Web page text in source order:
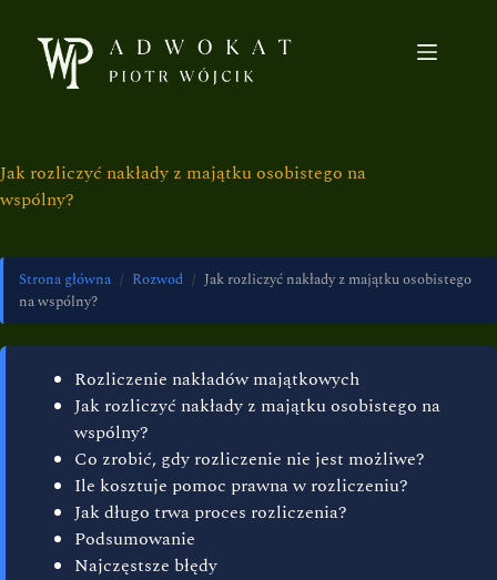
Jak rozliczyć nakłady z majątku osobistego na
wspólny?
Strona główna / Rozwod / Jak rozliczyć nakłady z majątku osobistego
na wspólny?
Rozliczenie nakładów majątkowych
Jak rozliczyć nakłady z majątku osobistego na
wspólny?
Co zrobić, gdy rozliczenie nie jest możliwe?
Ile kosztuje pomoc prawna w rozliczeniu?
Jak długo trwa proces rozliczenia?
Podsumowanie
Najczęstsze błędy